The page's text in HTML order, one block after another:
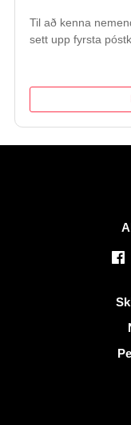
Til að kenna
sett upp fyrsta
Samfélagsmiðlar
Gagnlegir krækjur